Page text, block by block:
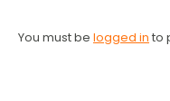
You must be logged in to